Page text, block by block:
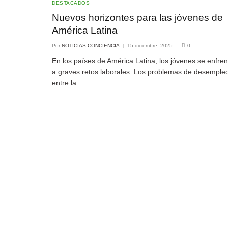
DESTACADOS
Nuevos horizontes para las jóvenes de
América Latina
Por NOTICIAS CONCIENCIA 15 diciembre, 2025 0
En los países de América Latina, los jóvenes se
a graves retos laborales. Los problemas de
entre la…